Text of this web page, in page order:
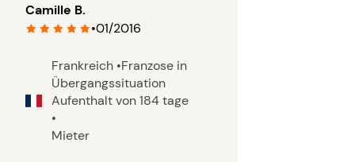
Camille B.
•01/2016
Frankreich •Franzose in
Übergangssituation
Aufenthalt von 184 tage
•
Mieter